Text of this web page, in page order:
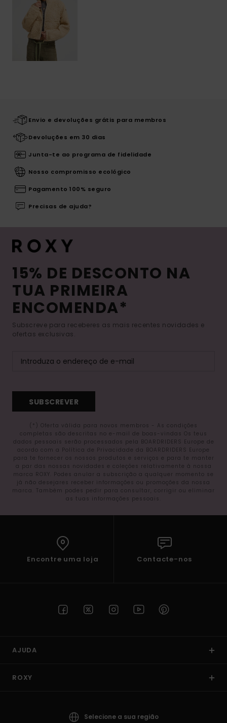
Envio e devoluções grátis para membros
Devoluções em 30 dias
Junta-te ao programa de fidelidade
Nosso compromisso ecológico
Pagamento 100% seguro
Precisas de ajuda?
15% DE DESCONTO NA
TUA PRIMEIRA
ENCOMENDA*
Subscreve para receberes as mais recentes novidades e
ofertas exclusivas.
SUBSCREVER
(*) Oferta válida para novos membros - As condições
completas são descritas no e-mail de boas-vindas Os teus
dados pessoais serão processados pela BOARDRIDERS Europe de
acordo com a Política de Privacidade da BOARDRIDERS Europe
para te fornecer os nossos produtos e serviços e para te manter
a par das nossas novidades e coleções relativamente à nossa
marca ROXY. Podes anular a subscrição a qualquer momento se
já não desejares receber informações ou promoções da nossa
marca. Também podes pedir para consultar, corrigir ou eliminar
as tuas informações pessoais.
Encontre uma loja Contacte-nos
AJUDA
ROXY
Selecione a sua região